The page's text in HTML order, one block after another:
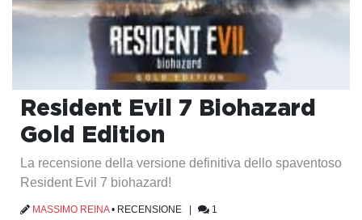
Resident Evil 7 Biohazard
Gold Edition
La recensione della versione definitiva dello spaventoso
Resident Evil 7 biohazard!
MASSIMO REINA• RECENSIONE 1